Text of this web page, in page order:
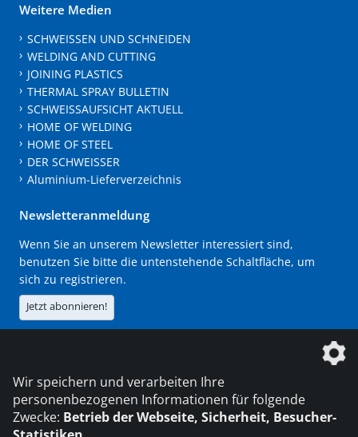
Weitere Medien
SCHWEISSEN UND SCHNEIDEN
WELDING AND CUTTING
JOINING PLASTICS
THERMAL SPRAY BULLETIN
SCHWEISSAUFSICHT AKTUELL
HOME OF WELDING
HOME OF STEEL
DER SCHWEISSER
Aluminium-Lieferverzeichnis
Newsletteranmeldung
Wenn Sie an unserem Newsletter interessiert sind,
benutzen Sie bitte die untenstehende Schaltfläche, um
sich zu registrieren.
Jetzt abonnieren!
Die DVS Media GmbH ist ein Unternehmen der
Wir speichern und verarbeiten Ihre
personenbezogenen Informationen für folgende
Zwecke: Betrieb der Webseite, Sicherheit, Besucher-